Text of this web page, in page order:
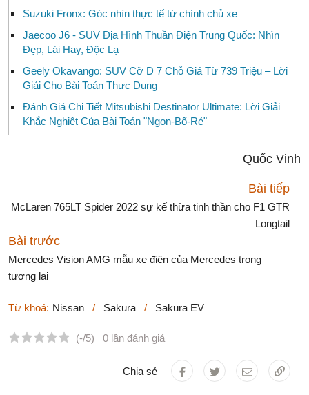
Suzuki Fronx: Góc nhìn thực tế từ chính chủ xe
Jaecoo J6 - SUV Địa Hình Thuần Điện Trung Quốc: Nhìn
Đẹp, Lái Hay, Độc Lạ
Geely Okavango: SUV Cỡ D 7 Chỗ Giá Từ 739 Triệu – Lời
Giải Cho Bài Toán Thực Dụng
Đánh Giá Chi Tiết Mitsubishi Destinator Ultimate: Lời Giải
Khắc Nghiệt Của Bài Toán "Ngon-Bổ-Rẻ"
Quốc Vinh
Bài tiếp
McLaren 765LT Spider 2022 sự kế thừa tinh thần cho F1 GTR
Longtail
Bài trước
Mercedes Vision AMG mẫu xe điện của Mercedes trong
tương lai
Từ khoá: Nissan / Sakura / Sakura EV
(-/5) 0 lần đánh giá
Chia sẻ